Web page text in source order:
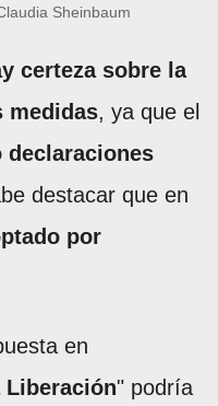
Sheinbaum
certeza sobre la
medidas, ya que el
declaraciones
destacar que en
por
en
Liberación" podría